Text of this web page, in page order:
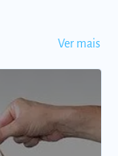
Ver mais